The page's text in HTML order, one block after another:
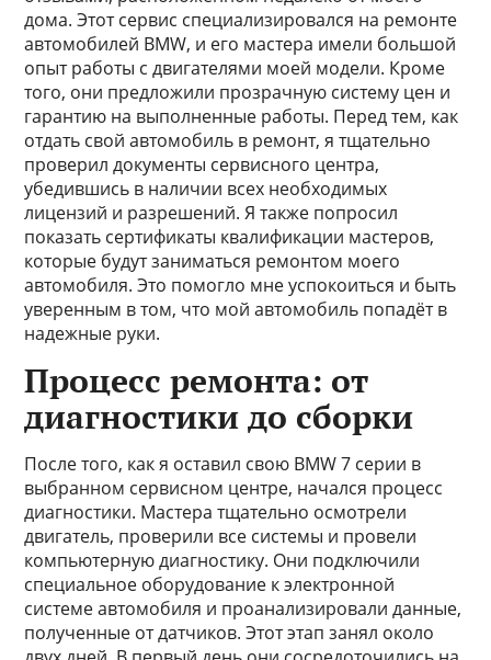
дома. Этот сервис специализировался на ремонте
автомобилей BMW, и его мастера имели большой
опыт работы с двигателями моей модели. Кроме
того, они предложили прозрачную систему цен и
гарантию на выполненные работы. Перед тем, как
отдать свой автомобиль в ремонт, я тщательно
проверил документы сервисного центра,
убедившись в наличии всех необходимых
лицензий и разрешений. Я также попросил
показать сертификаты квалификации мастеров,
которые будут заниматься ремонтом моего
автомобиля. Это помогло мне успокоиться и быть
уверенным в том, что мой автомобиль попадёт в
надежные руки.
Процесс ремонта: от
диагностики до сборки
После того, как я оставил свою BMW 7 серии в
выбранном сервисном центре, начался процесс
диагностики. Мастера тщательно осмотрели
двигатель, проверили все системы и провели
компьютерную диагностику. Они подключили
специальное оборудование к электронной
системе автомобиля и проанализировали данные,
полученные от датчиков. Этот этап занял около